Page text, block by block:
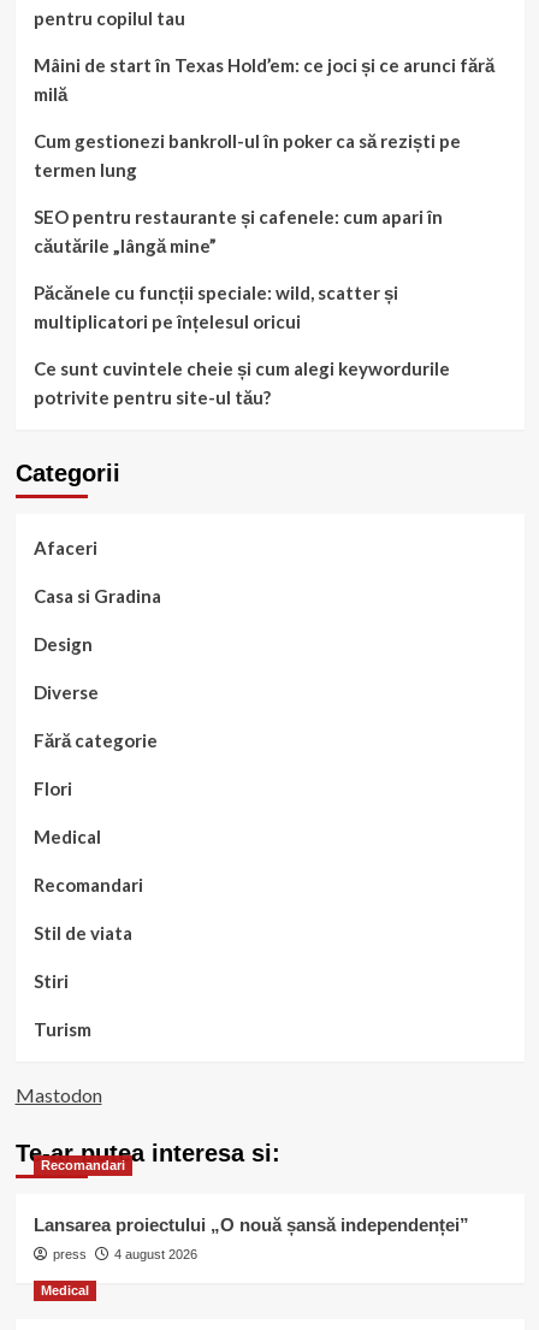
pentru copilul tau
Mâini de start în Texas Hold’em: ce joci și ce arunci fără
milă
Cum gestionezi bankroll-ul în poker ca să reziști pe
termen lung
SEO pentru restaurante și cafenele: cum apari în
căutările „lângă mine”
Păcănele cu funcții speciale: wild, scatter și
multiplicatori pe înțelesul oricui
Ce sunt cuvintele cheie și cum alegi keywordurile
potrivite pentru site-ul tău?
Categorii
Afaceri
Casa si Gradina
Design
Diverse
Fără categorie
Flori
Medical
Recomandari
Stil de viata
Stiri
Turism
Mastodon
Te-ar putea interesa si:
Recomandari
Lansarea proiectului „O nouă șansă independenței”
press 4 august 2026
Medical